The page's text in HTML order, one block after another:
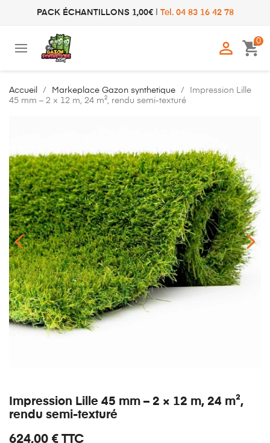
PACK ÉCHANTILLONS 1,00€| Tel. 04 83 16 42 78
 shopping_cart
0
Accueil Markeplace Gazon synthetique
Impression Lille
45 mm – 2 × 12 m, 24 m², rendu semi-texturé
Impression Lille 45 mm – 2 × 12 m, 24 m²,
rendu semi-texturé
624,00 € TTC